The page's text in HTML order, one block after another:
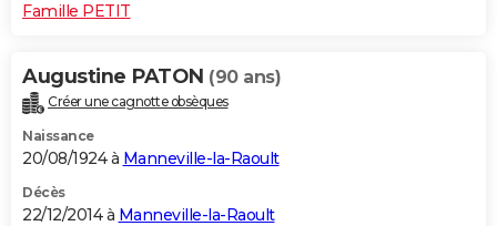
Famille PETIT
Augustine PATON (90 ans)
Créer une cagnotte obsèques
Naissance
20/08/1924 à Manneville-la-Raoult
Décès
22/12/2014 à Manneville-la-Raoult